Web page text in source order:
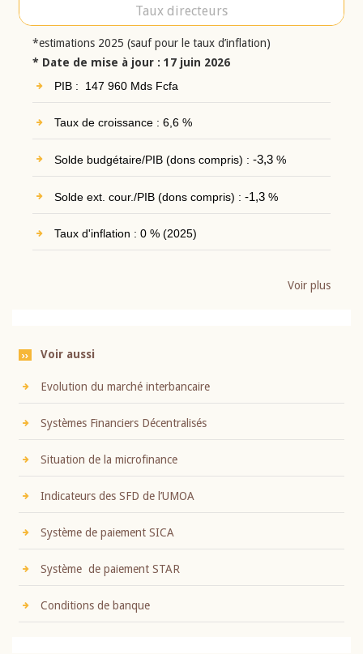
Taux directeurs
*estimations 2025 (sauf pour le taux d’inflation)
* Date de mise à jour : 17 juin 2026
PIB : 147 960 Mds Fcfa
Taux de croissance : 6,6 %
Solde budgétaire/PIB (dons compris) : -3,3%
Solde ext. cour./PIB (dons compris) : -1,3%
Taux d'inflation : 0 % (2025)
Voir plus
Voir aussi
Evolution du marché interbancaire
Systèmes Financiers Décentralisés
Situation de la microfinance
Indicateurs des SFD de l’UMOA
Système de paiement SICA
Système de paiement STAR
Conditions de banque